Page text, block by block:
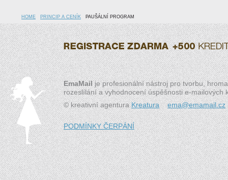
HOME PRINCIP A CENÍK PAUŠÁLNÍ PROGRAM
EmaMailje profesionální nástroj pro tvorbu,
rozeslílání a vyhodnocení úspěšnosti e-mailových
© kreativní agenturaKreatura ema@emamail.cz
PODMÍNKY ČERPÁNÍ